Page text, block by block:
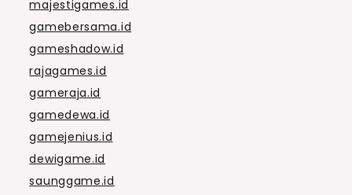
majestigames.id
gamebersama.id
gameshadow.id
rajagames.id
gameraja.id
gamedewa.id
gamejenius.id
dewigame.id
saunggame.id